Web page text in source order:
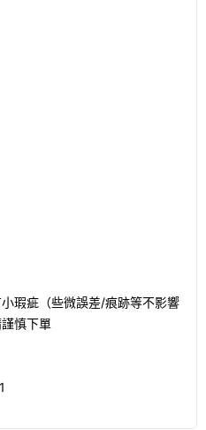
瑕疵（些微誤差/痕跡等不影響
慎下單